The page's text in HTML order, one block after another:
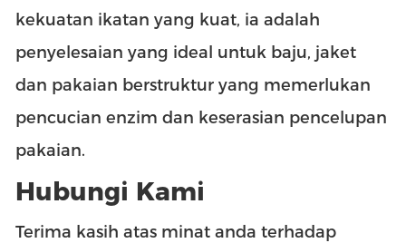
kekuatan ikatan yang kuat, ia adalah
penyelesaian yang ideal untuk baju, jaket
dan pakaian berstruktur yang memerlukan
pencucian enzim dan keserasian pencelupan
pakaian.
Hubungi Kami
Terima kasih atas minat anda terhadap